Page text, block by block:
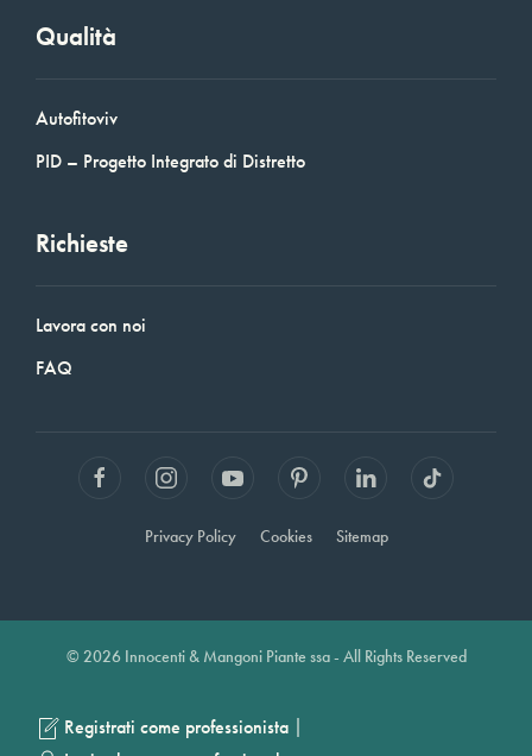
Qualità
Autofitoviv
PID – Progetto Integrato di Distretto
Richieste
Lavora con noi
FAQ
Privacy Policy Cookies Sitemap
© 2026 Innocenti & Mangoni Piante ssa - All Rights Reserved
Registrati come professionista |